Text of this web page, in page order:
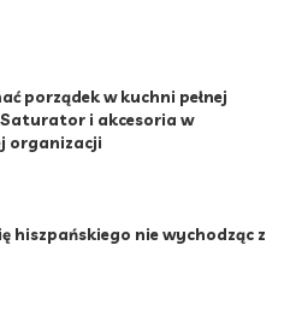
porządek w kuchni pełnej
i akcesoria w
organizacji
hiszpańskiego nie wychodząc z